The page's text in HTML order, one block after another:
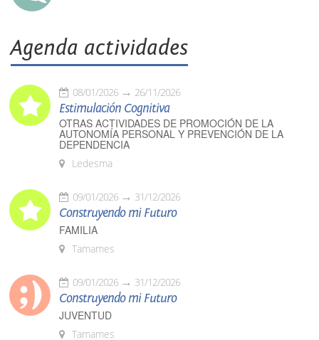
Agenda actividades
08/01/2026 26/11/2026
Estimulación Cognitiva
OTRAS ACTIVIDADES DE PROMOCIÓN DE LA
AUTONOMÍA PERSONAL Y PREVENCIÓN DE LA
DEPENDENCIA
Ledesma
09/01/2026 31/12/2026
Construyendo mi Futuro
FAMILIA
Tamames
09/01/2026 31/12/2026
Construyendo mi Futuro
JUVENTUD
Tamames